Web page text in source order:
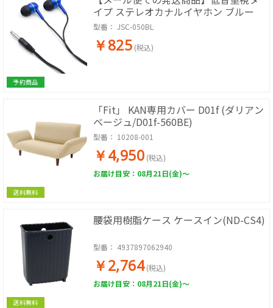
予約商品
イプ ステレオカナルイヤホン ブルー
型番： JSC-050BL
￥825 (税込)
送料無料
「Fit」 KAN専用カバー D01f (ダリアン
ベージュ/D01f-560BE)
型番： 10208-001
￥4,950 (税込)
お届け目安：08月21日(金)～
送料無料
腰袋用樹脂ケース ケースイン(ND-CS4)
型番： 4937897062940
￥2,764 (税込)
お届け目安：08月21日(金)～